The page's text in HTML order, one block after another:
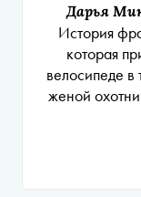
Дарья
История
которая
велосипеде в
женой